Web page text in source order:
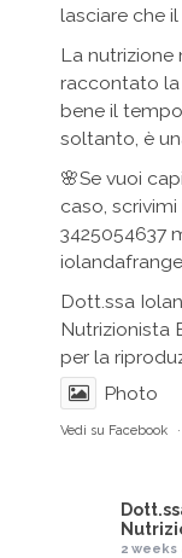
lasciare che
La nutrizione
raccontato la
bene il
soltanto, è
🌸Se vuoi
caso,
3425054637
Dott.ssa
Nutrizionista
per la
Photo
Vedi su Facebook ·
2 weeks